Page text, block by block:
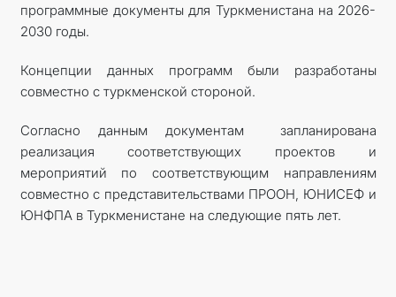
программные документы для Туркменистана на 2026-
2030 годы.
Концепции данных программ были разработаны
совместно с туркменской стороной.
Согласно данным документам запланирована
реализация соответствующих проектов и
мероприятий по соответствующим направлениям
совместно с представительствами ПРООН, ЮНИСЕФ и
ЮНФПА в Туркменистане на следующие пять лет.